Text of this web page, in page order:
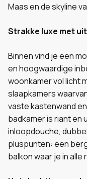
Maas en de skyline
Strakke luxe met
Binnen vind je een
en hoogwaardige
woonkamer vol licht
slaapkamers
vaste kastenwand
badkamer is riant en
inloopdouche,
pluspunten: een
balkon waar je in